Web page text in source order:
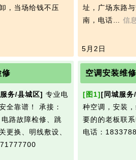
，当场给钱不压
址，广场东路
南，电话… 信
5月2日
修
务/县城区] 专业电
全靠谱！ 承接：
路故障检修、跳
更换、明线敷设、
空调安装维
[图1][同城服务
种空调，安装
要的的老板联
电话：